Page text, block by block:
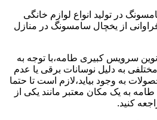
در تولید انواع لوازم خانگی
از یخچال سامسونگ در منازل
نوین سرویس کبیری طامه،با توجه به
به دلیل نوسانات برقی یا عدم
به وجود بیاید،لازم است تا حتما
به یک مکان معتبر مانند یکی از
کنید.